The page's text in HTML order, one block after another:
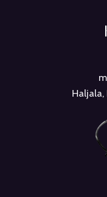
Haljala,